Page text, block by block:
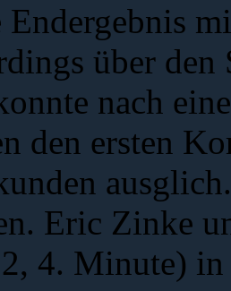
Endergebnis
über
nach
den ersten
Eric Zinke
4. Minute)